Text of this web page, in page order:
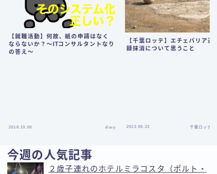
【就職活動】何故、紙の申請はなく
ならないか？〜ITコンサルタントなり
の答え〜
2018.10.06 diary
【千葉ロッテ】エチェバリア選
録抹消について思うこと
2022.06.22 千葉ロッテマ
今週の人気記事
２歳子連れのホテルミラコスタ（ポルト・